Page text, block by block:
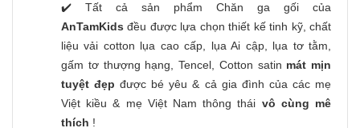
✔️ Tất cả sản phẩm Chăn ga gối của
AnTamKids đều được lựa chọn thiết kế tinh kỹ, chất
liệu vải cotton lụa cao cấp, lụa Ai cập, lụa tơ tằm,
gấm tơ thượng hạng, Tencel, Cotton satin mát mịn
tuyệt đẹp được bé yêu & cả gia đình của các mẹ
Việt kiều & mẹ Việt Nam thông thái vô cùng mê
thích !